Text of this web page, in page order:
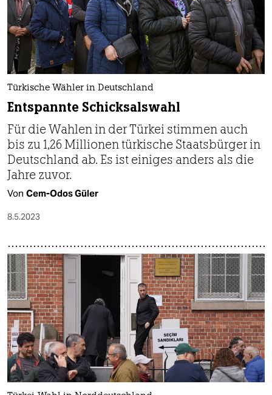
Türkische Wähler in Deutschland
Entspannte Schicksalswahl
Für die Wahlen in der Türkei stimmen auch
bis zu 1,26 Millionen türkische Staatsbürger in
Deutschland ab. Es ist einiges anders als die
Jahre zuvor.
Von Cem-Odos Güler
8.5.2023